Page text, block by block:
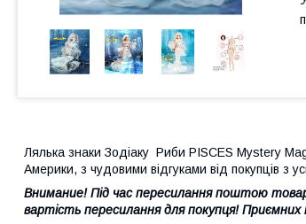
Лялька знаки Зодіаку Риби PISCES Mystery
Америки, з чудовими відгуками від покупців з
Внимание! Під час пересилання поштою
вартість пересилання для покупця! Приємних